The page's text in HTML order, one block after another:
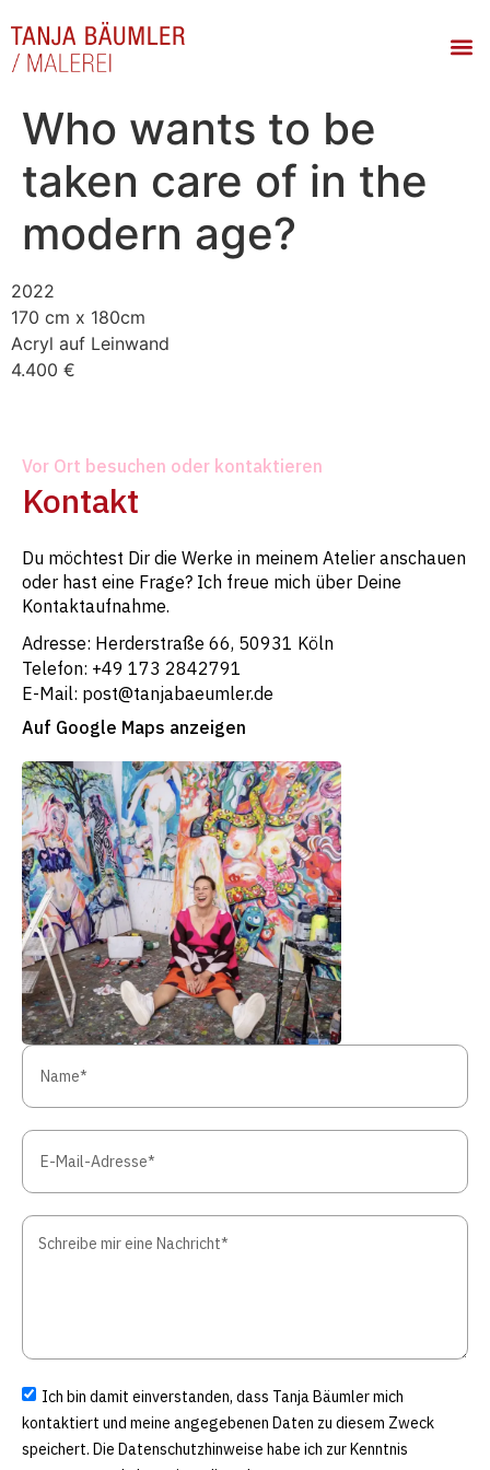
Who wants to be
taken care of in the
modern age?
2022
170 cm x 180cm
Acryl auf Leinwand
4.400 €
Vor Ort besuchen oder kontaktieren
Kontakt
Du möchtest Dir die Werke in meinem Atelier anschauen
oder hast eine Frage? Ich freue mich über Deine
Kontaktaufnahme.
Adresse: Herderstraße 66, 50931 Köln
Telefon: +49 173 2842791
E-Mail: post@tanjabaeumler.de
Auf Google Maps anzeigen
Ich bin damit einverstanden, dass Tanja Bäumler mich
kontaktiert und meine angegebenen Daten zu diesem Zweck
speichert. Die Datenschutzhinweise habe ich zur Kenntnis